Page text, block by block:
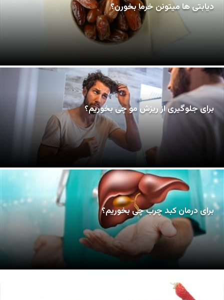
دیابتی ها میتونن خرما بخورن؟
برای جلوگیری از ریزش مو چی بخوریم؟
برای درمان کبد چرب چی بخوریم؟